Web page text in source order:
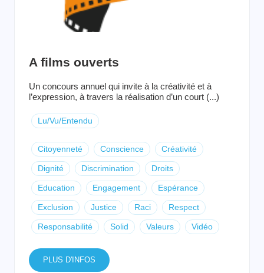
A films ouverts
Un concours annuel qui invite à la créativité et à
l’expression, à travers la réalisation d’un court (...)
Lu/Vu/Entendu
Citoyenneté Conscience Créativité
Dignité Discrimination Droits
Education Engagement Espérance
Exclusion Justice Raci Respect
Responsabilité Solid Valeurs Vidéo
PLUS D'INFOS